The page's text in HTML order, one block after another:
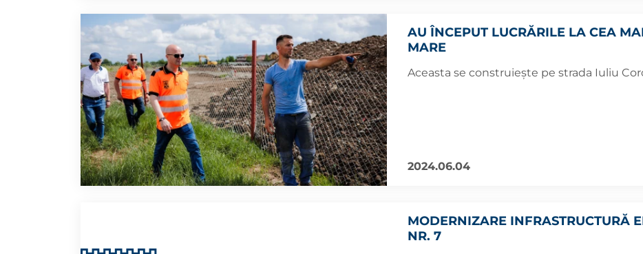
AU ÎNCEPUT LUCRĂRILE LA CEA
MARE
Aceasta se construiește pe strada Iuliu
2024.06.04
MODERNIZARE INFRASTRUCTURĂ
NR. 7